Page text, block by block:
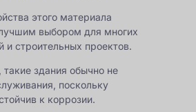
этого материала
выбором для многих
и строительных проектов.
такие здания обычно не
поскольку
к коррозии.